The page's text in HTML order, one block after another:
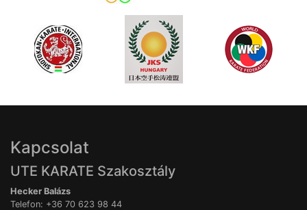
Kapcsolat
UTE KARATE Szakosztály
Hecker Balázs
Telefon: +36 70 623 98 44